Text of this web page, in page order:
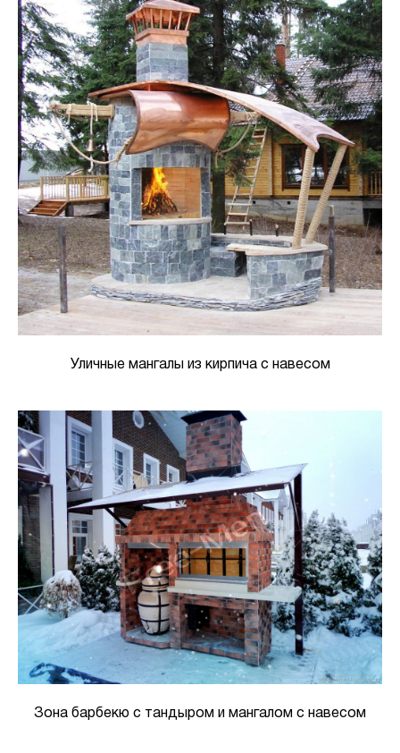
Уличные мангалы из кирпича с навесом
Зона барбекю с тандыром и мангалом с навесом